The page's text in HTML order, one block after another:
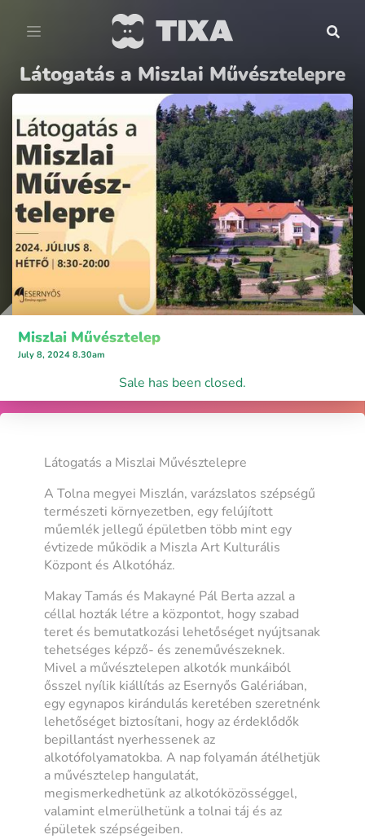
Látogatás a Miszlai Művésztelepre
Miszlai Művésztelep
July 8, 2024 8.30am
Sale has been closed.
Látogatás a Miszlai Művésztelepre
A Tolna megyei Miszlán, varázslatos szépségű
természeti környezetben, egy felújított
műemlék jellegű épületben több mint egy
évtizede működik a Miszla Art Kulturális
Központ és Alkotóház.
Makay Tamás és Makayné Pál Berta azzal a
céllal hozták létre a központot, hogy szabad
teret és bemutatkozási lehetőséget nyújtsanak
tehetséges képző- és zeneművészeknek.
Mivel a művésztelepen alkotók munkáiból
ősszel nyílik kiállítás az Esernyős Galériában,
egy egynapos kirándulás keretében szeretnénk
lehetőséget biztosítani, hogy az érdeklődők
bepillantást nyerhessenek az
alkotófolyamatokba. A nap folyamán átélhetjük
a művésztelep hangulatát,
megismerkedhetünk az alkotóközösséggel,
valamint elmerülhetünk a tolnai táj és az
épületek szépségeiben.